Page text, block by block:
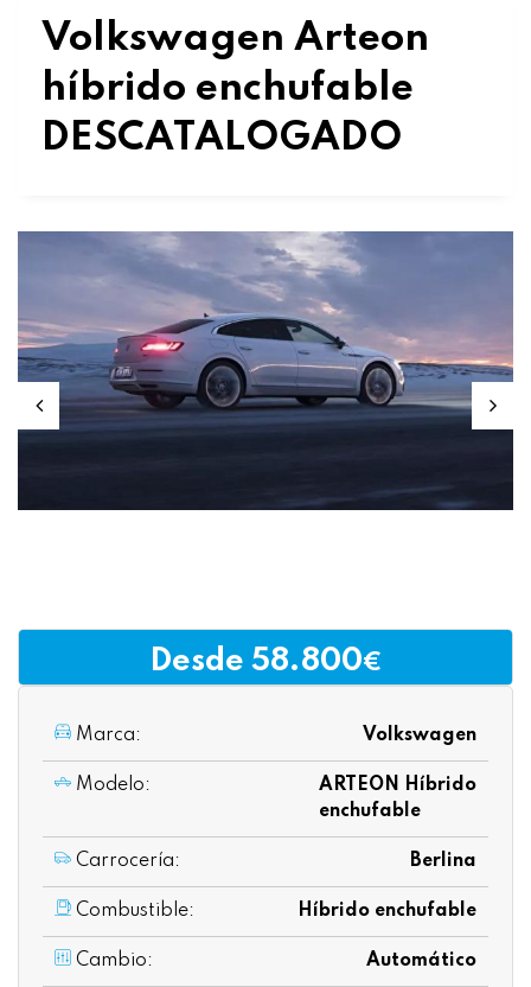
Volkswagen Arteon
híbrido enchufable
DESCATALOGADO
Desde 58.800€
Marca: Volkswagen
Modelo:
ARTEON Híbrido
enchufable
Carrocería: Berlina
Combustible: Híbrido enchufable
Cambio: Automático